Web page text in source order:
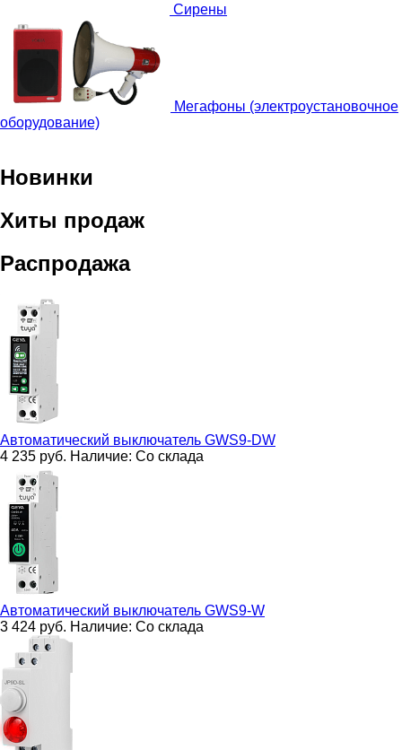
Сирены
Мегафоны (электроустановочное
оборудование)
Новинки
Хиты продаж
Распродажа
Автоматический выключатель GWS9-DW
4 235 руб. Наличие: Со склада
Автоматический выключатель GWS9-W
3 424 руб. Наличие: Со склада